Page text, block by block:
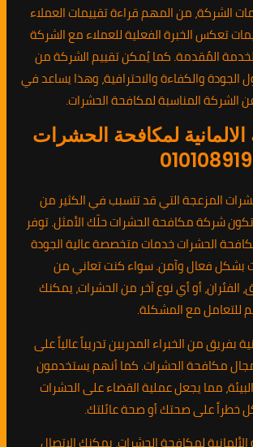
الشركة، من المهم قراءة تقييمات العملاء
تعكس الخبرة الفعلية للعملاء مع الشركة
المُقدمة. كما يُمكن تقييم الشركة من
الجودة والكفاءة والاحترافية، وهذا يساعد في
الشركة المناسبة لمكافحة الحشرات.
لمكافحة الحشرات
المزعجة التي قد تتسبب في الكثير من
شركة مكافحة الحشرات حلّك الأمثل. توفر
الحشرات خدمات متخصصة عالية الجودة
بشكل فعال وآمن. سواء كنت تعاني من
الفئران، أو أي نوع آخر من الحشرات، يمكنك
للتعامل مع المشكلة.
بفريق من الخبراء المدربين تدريباً عالياً على
مكافحة الحشرات. كما أنهم يستخدمون
مما يجعل عملية القضاء على الحشرات
خطراً على صحتك أو صحة عائلتك.